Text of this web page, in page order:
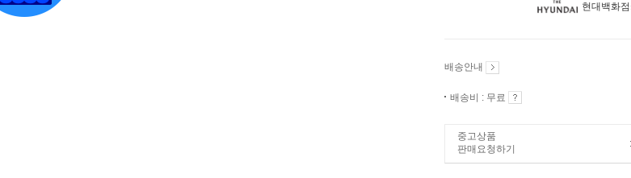
현대백화
배송안내
배송비 : 무료
중고상품
판매요청하기